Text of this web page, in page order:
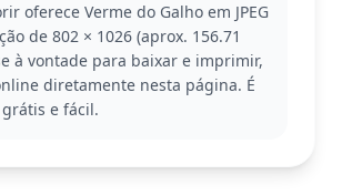
podem se divertir criando
o dia a dia deste pequeno animal.
de minhocas e criaturas do jardim
para aumentar a diversão.
oferece Verme do Galho em JPEG
de 802 × 1026 (aprox. 156.71
à vontade para baixar e imprimir,
diretamente nesta página. É
e fácil.